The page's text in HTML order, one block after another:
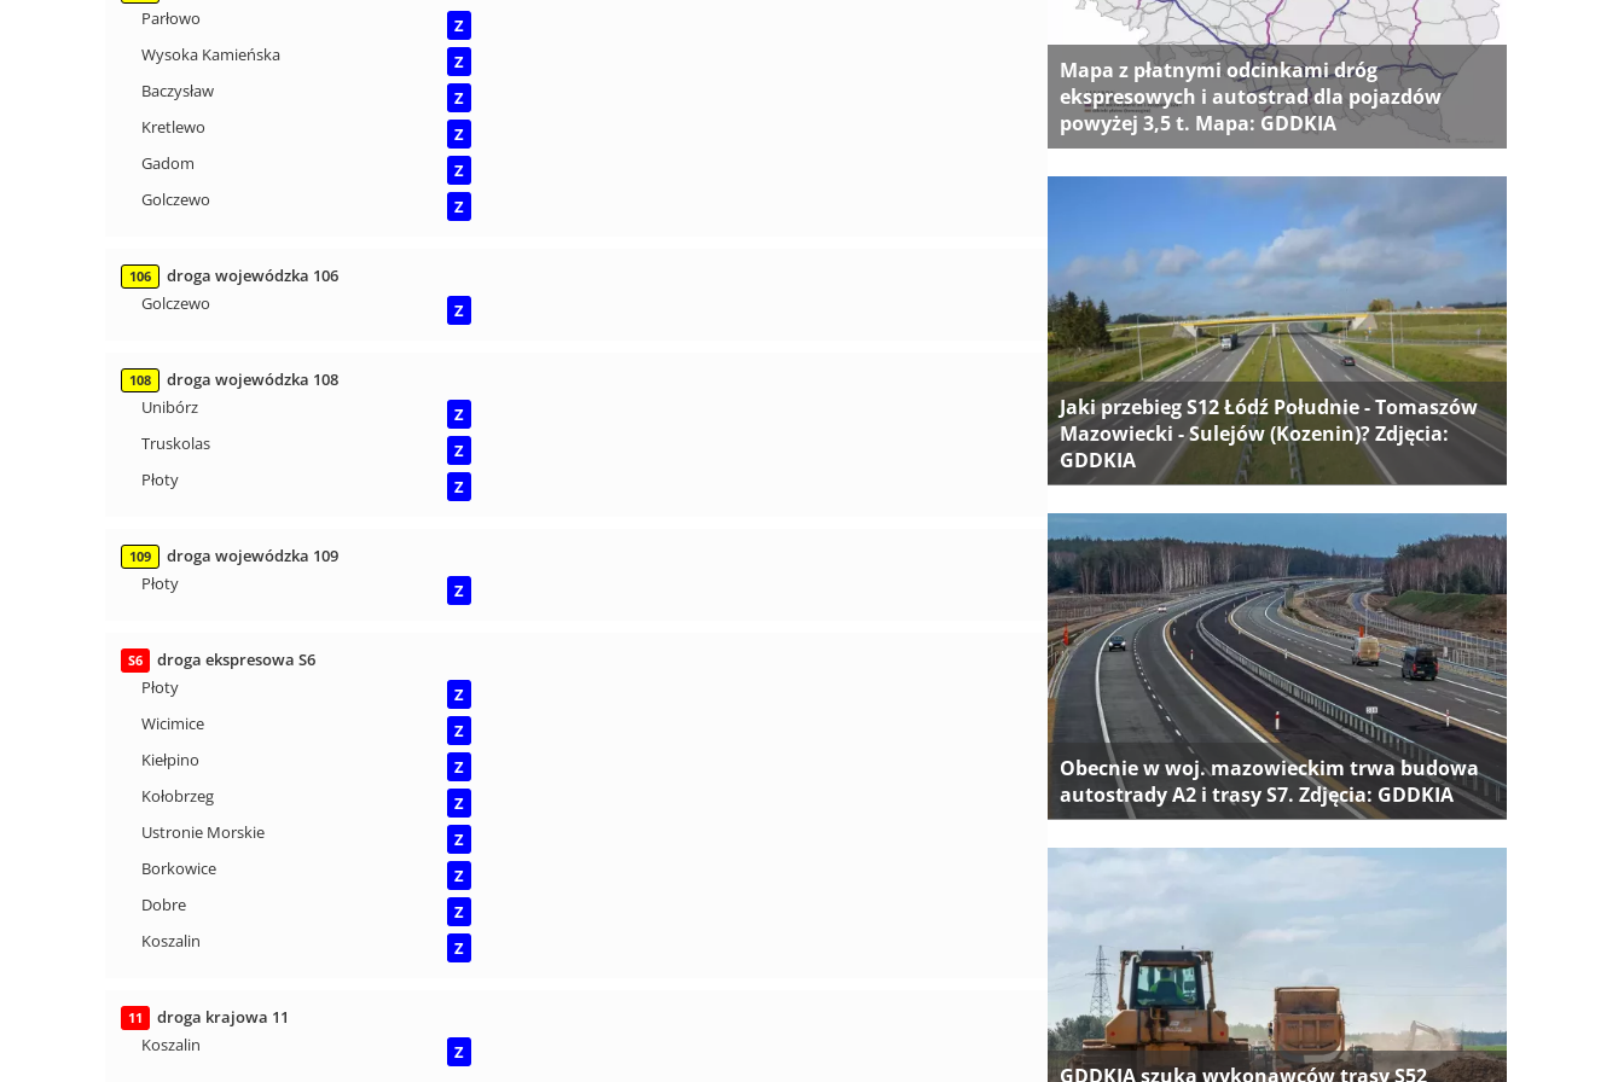
Parłowo
Z
Wysoka Kamieńska
Z
Baczysław
Z
Kretlewo
Z
Gadom
Z
Golczewo
Z
106
droga wojewódzka 106
Golczewo
Z
108
droga wojewódzka 108
Unibórz
Z
Truskolas
Z
Płoty
Z
109
droga wojewódzka 109
Płoty
Z
S6
droga ekspresowa S6
Płoty
Z
Wicimice
Z
Kiełpino
Z
Kołobrzeg
Z
Ustronie Morskie
Z
Borkowice
Z
Dobre
Z
Koszalin
Z
11
droga krajowa 11
Koszalin
Z
Mapa z płatnymi odcinkami dróg
ekspresowych i autostrad dla pojazdów
powyżej 3,5 t. Mapa: GDDKIA
Jaki przebieg S12 Łódź Południe - Tomaszów
Mazowiecki - Sulejów (Kozenin)? Zdjęcia:
GDDKIA
Obecnie w woj. mazowieckim trwa budowa
autostrady A2 i trasy S7. Zdjęcia: GDDKIA
GDDKIA szuka wykonawców trasy S52